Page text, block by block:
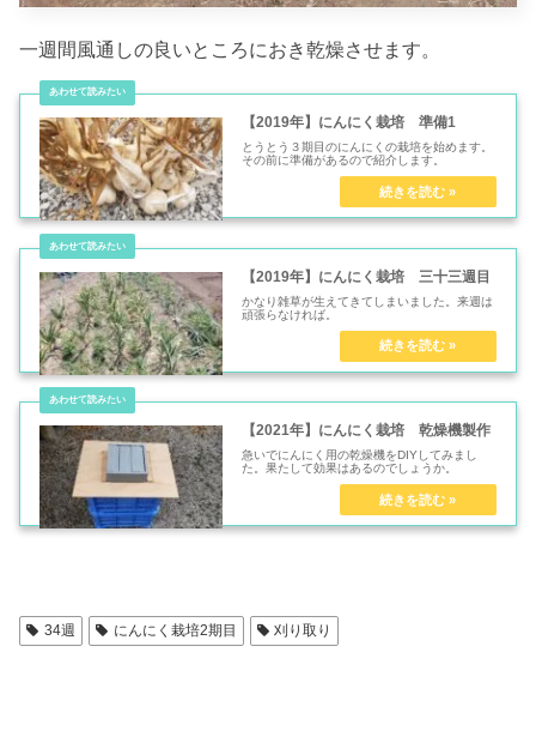
一週間風通しの良いところにおき乾燥させます。
【2019年】にんにく栽培 準備1
とうとう３期目のにんにくの栽培を始めます。
その前に準備があるので紹介します。
【2019年】にんにく栽培 三十三週目
かなり雑草が生えてきてしまいました。来週は
頑張らなければ。
【2021年】にんにく栽培 乾燥機製作
急いでにんにく用の乾燥機をDIYしてみまし
た。果たして効果はあるのでしょうか。
34週 にんにく栽培2期目 刈り取り